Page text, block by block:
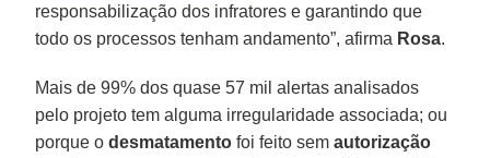
responsabilização dos infratores e garantindo que
todo os processos tenham andamento”, afirma Rosa.
Mais de 99% dos quase 57 mil alertas analisados
pelo projeto tem alguma irregularidade associada; ou
porque odesmatamento foi feito semautorização